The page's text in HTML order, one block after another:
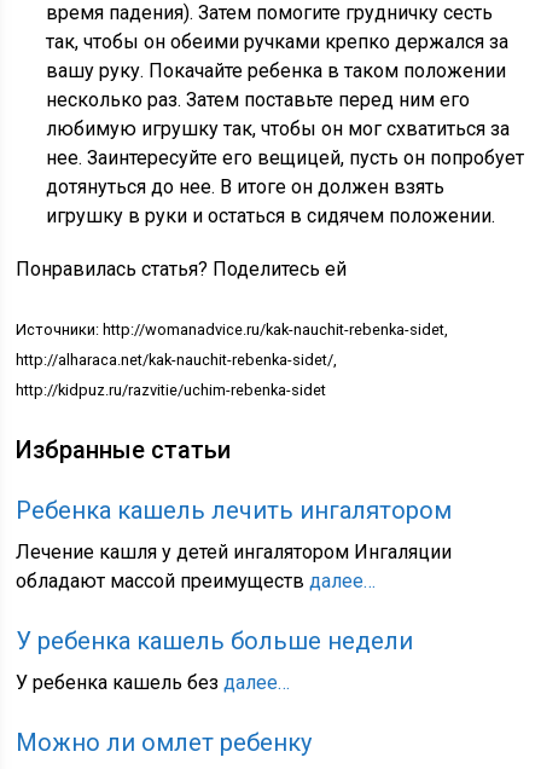
время падения). Затем помогите грудничку сесть
так, чтобы он обеими ручками крепко держался за
вашу руку. Покачайте ребенка в таком положении
несколько раз. Затем поставьте перед ним его
любимую игрушку так, чтобы он мог схватиться за
нее. Заинтересуйте его вещицей, пусть он попробует
дотянуться до нее. В итоге он должен взять
игрушку в руки и остаться в сидячем положении.
Понравилась статья? Поделитесь ей
Источники: http://womanadvice.ru/kak-nauchit-rebenka-sidet,
http://alharaca.net/kak-nauchit-rebenka-sidet/,
http://kidpuz.ru/razvitie/uchim-rebenka-sidet
Избранные статьи
Ребенка кашель лечить ингалятором
Лечение кашля у детей ингалятором Ингаляции
обладают массой преимуществдалее…
У ребенка кашель больше недели
У ребенка кашель бездалее…
Можно ли омлет ребенку